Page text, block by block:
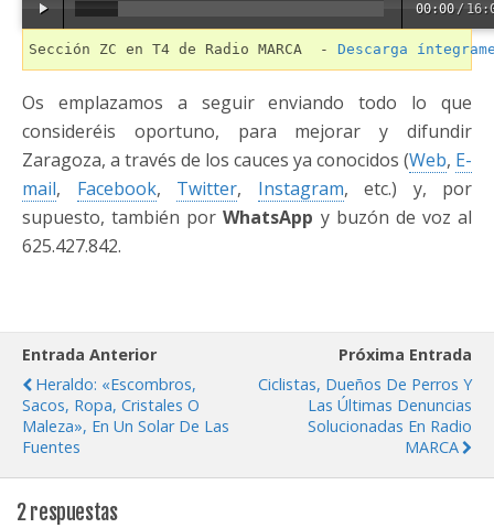
00:00 /
Sección ZC en T4 de Radio MARCA  - Descarga
Os emplazamos a seguir enviando todo lo que
consideréis oportuno, para mejorar y difundir
Zaragoza, a través de los cauces ya conocidos (Web, E-
mail, Facebook, Twitter, Instagram, etc.) y, por
supuesto, también porWhatsApp y buzón de voz al
625.427.842.
Entrada Anterior
Heraldo: «Escombros,
Sacos, Ropa, Cristales O
Maleza», En Un Solar De Las
Fuentes
Próxima Entrada
Ciclistas, Dueños De Perros Y
Las Últimas Denuncias
Solucionadas En Radio
MARCA
2 respuestas